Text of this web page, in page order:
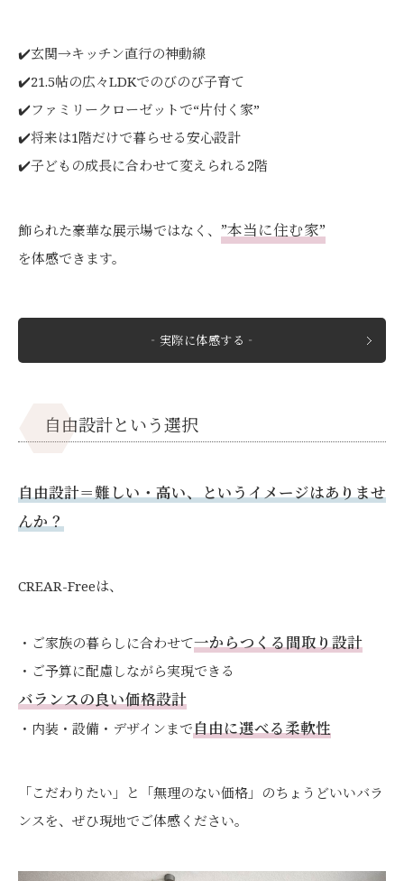
✔️玄関→キッチン直行の神動線
✔️21.5帖の広々LDKでのびのび子育て
✔️ファミリークローゼットで“片付く家”
✔️将来は1階だけで暮らせる安心設計
✔️子どもの成長に合わせて変えられる2階
飾られた豪華な展示場ではなく、 ”本当に住む家”
を体感できます。
‐実際に体感する‐
自由設計という選択
自由設計＝難しい・高い、というイメージはありませ
んか？
CREAR-Freeは、
・ご家族の暮らしに合わせて一からつくる間取り設計
・ご予算に配慮しながら実現できる
バランスの良い価格設計
・内装・設備・デザインまで自由に選べる柔軟性
「こだわりたい」と「無理のない価格」のちょうどいいバラ
ンスを、ぜひ現地でご体感ください。